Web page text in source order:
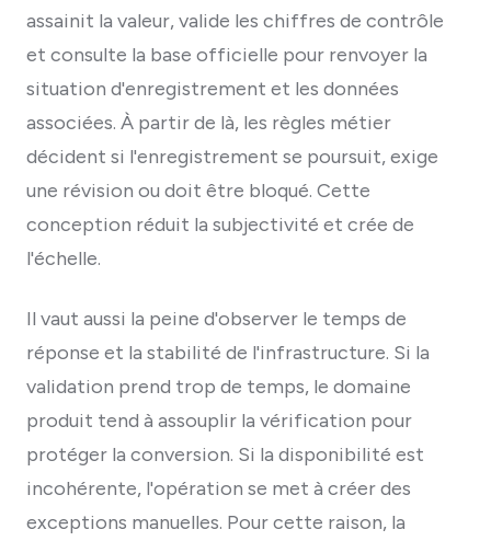
assainit la valeur, valide les chiffres de contrôle
et consulte la base officielle pour renvoyer la
situation d'enregistrement et les données
associées. À partir de là, les règles métier
décident si l'enregistrement se poursuit, exige
une révision ou doit être bloqué. Cette
conception réduit la subjectivité et crée de
l'échelle.
Il vaut aussi la peine d'observer le temps de
réponse et la stabilité de l'infrastructure. Si la
validation prend trop de temps, le domaine
produit tend à assouplir la vérification pour
protéger la conversion. Si la disponibilité est
incohérente, l'opération se met à créer des
exceptions manuelles. Pour cette raison, la